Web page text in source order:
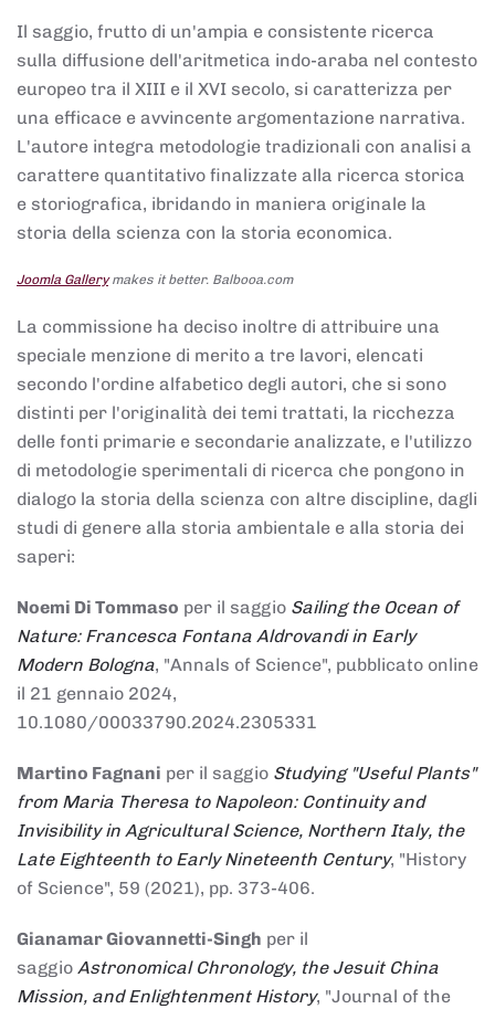
Il saggio, frutto di un'ampia e consistente ricerca
sulla diffusione dell'aritmetica indo-araba nel contesto
europeo tra il XIII e il XVI secolo, si caratterizza per
una efficace e avvincente argomentazione narrativa.
L'autore integra metodologie tradizionali con analisi a
carattere quantitativo finalizzate alla ricerca storica
e storiografica, ibridando in maniera originale la
storia della scienza con la storia economica.
Joomla Gallerymakes it better. Balbooa.com
La commissione ha deciso inoltre di attribuire una
speciale menzione di merito a tre lavori, elencati
secondo l'ordine alfabetico degli autori, che si sono
distinti per l'originalità dei temi trattati, la ricchezza
delle fonti primarie e secondarie analizzate, e l'utilizzo
di metodologie sperimentali di ricerca che pongono in
dialogo la storia della scienza con altre discipline, dagli
studi di genere alla storia ambientale e alla storia dei
saperi:
Noemi Di Tommaso per il saggio Sailing the Ocean of
Nature: Francesca Fontana Aldrovandi in Early
Modern Bologna, "Annals of Science", pubblicato online
il 21 gennaio 2024,
10.1080/00033790.2024.2305331
Martino Fagnani per il saggio Studying "Useful Plants"
from Maria Theresa to Napoleon: Continuity and
Invisibility in Agricultural Science, Northern Italy, the
Late Eighteenth to Early Nineteenth Century, "History
of Science", 59 (2021), pp. 373-406.
Gianamar Giovannetti-Singh per il
saggio Astronomical Chronology, the Jesuit China
Mission, and Enlightenment History, "Journal of the